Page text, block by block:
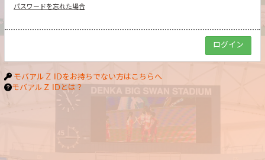
パスワードを忘れた場合
モバアルＺ IDをお持ちでない方はこちらへ
モバアルＺ IDとは？